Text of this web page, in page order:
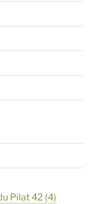
Pilat 42 (4)